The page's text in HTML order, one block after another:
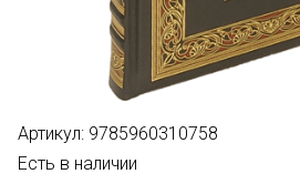
Артикул: 9785960310758
Есть в наличии